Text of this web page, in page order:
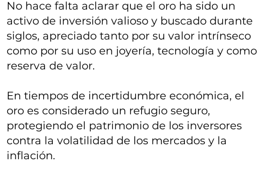
No hace falta aclarar que el oro ha sido un
activo de inversión valioso y buscado durante
siglos, apreciado tanto por su valor intrínseco
como por su uso en joyería, tecnología y como
reserva de valor.
En tiempos de incertidumbre económica, el
oro es considerado un refugio seguro,
protegiendo el patrimonio de los inversores
contra la volatilidad de los mercados y la
inflación.